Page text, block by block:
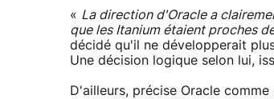
« La direction d'Oracle a
que les Itanium étaient proches
décidé qu'il ne développerait
Une décision logique selon lui,
D'ailleurs, précise Oracle